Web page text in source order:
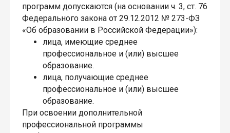
программ допускаются (на основании ч. 3, ст. 76
Федерального закона от 29.12.2012 № 273-ФЗ
«Об образовании в Российской Федерации»):
лица, имеющие среднее
профессиональное и (или) высшее
образование.
лица, получающие среднее
профессиональное и (или) высшее
образование.
При освоении дополнительной
профессиональной программы